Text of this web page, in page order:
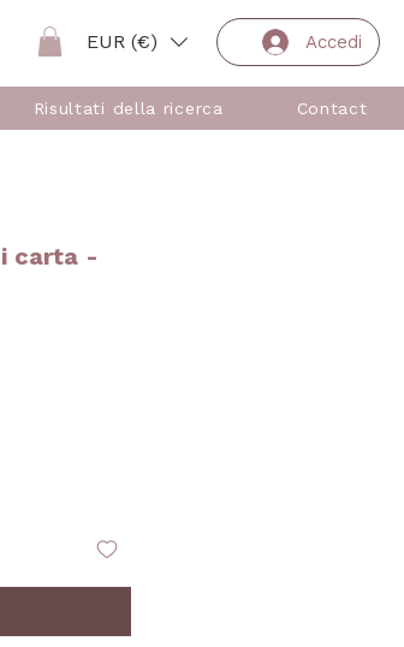
EUR (€) Accedi
Risultati della ricerca Contact
carta -